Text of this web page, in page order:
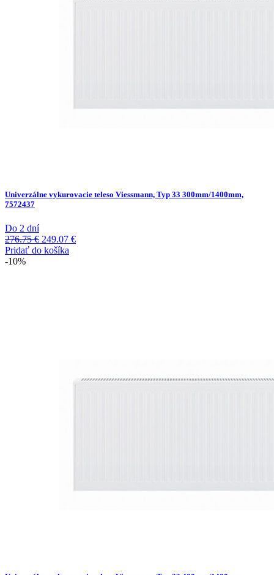
Univerzálne vykurovacie teleso Viessmann, Typ 33 300mm/1400mm,
7572437
Do 2 dní
276.75€ Pôvodná
cena
249.07 €Aktuálna
Pridať do košíka
-10%